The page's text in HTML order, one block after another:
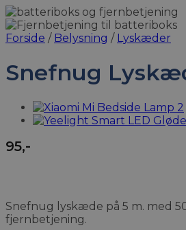
Forside / Belysning / Lyskæder
Snefnug
95,-
Snefnug lyskæde på 5 m. med
fjernbetjening.